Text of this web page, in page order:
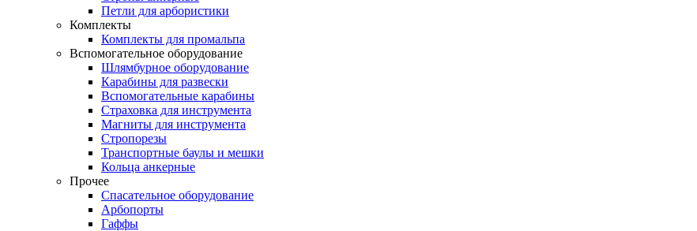
Петли для арбористики
Комплекты
Комплекты для промальпа
Вспомогательное оборудование
Шлямбурное оборудование
Карабины для развески
Вспомогательные карабины
Страховка для инструмента
Магниты для инструмента
Стропорезы
Транспортные баулы и мешки
Кольца анкерные
Прочее
Спасательное оборудование
Арбопорты
Гаффы